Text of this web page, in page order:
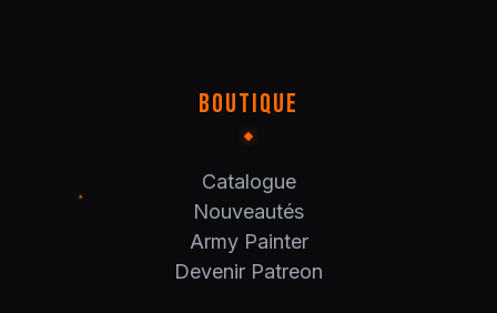
BOUTIQUE
Catalogue
Nouveautés
Army Painter
Devenir Patreon